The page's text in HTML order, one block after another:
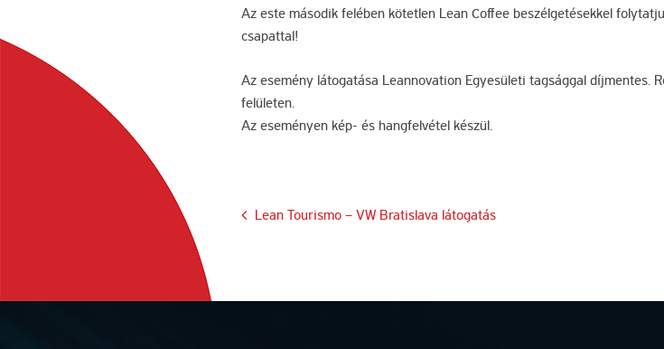
Az este második felében kötetlen Lean Coffee beszélgetésekkel
csapattal!
Az esemény látogatása Leannovation Egyesületi tagsággal díjmentes.
felületen.
Az eseményen kép- és hangfelvétel készül.
Bejegyzés
Lean Tourismo – VW Bratislava látogatás